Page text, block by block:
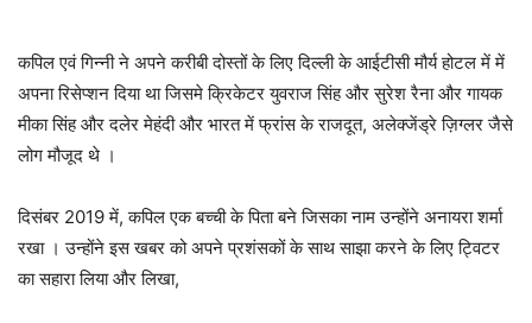
कपिल एवं गिन्नी ने अपने करीबी दोस्तों के लिए दिल्ली के आईटीसी मौर्य होटल में में
अपना रिसेप्शन दिया था जिसमे क्रिकेटर युवराज सिंह और सुरेश रैना और गायक
मीका सिंह और दलेर मेहंदी और भारत में फ्रांस के राजदूत, अलेक्जेंड्रे ज़िग्लर जैसे
लोग मौजूद थे ।
दिसंबर 2019 में, कपिल एक बच्ची के पिता बने जिसका नाम उन्होंने अनायरा शर्मा
रखा । उन्होंने इस खबर को अपने प्रशंसकों के साथ साझा करने के लिए ट्विटर
का सहारा लिया और लिखा,